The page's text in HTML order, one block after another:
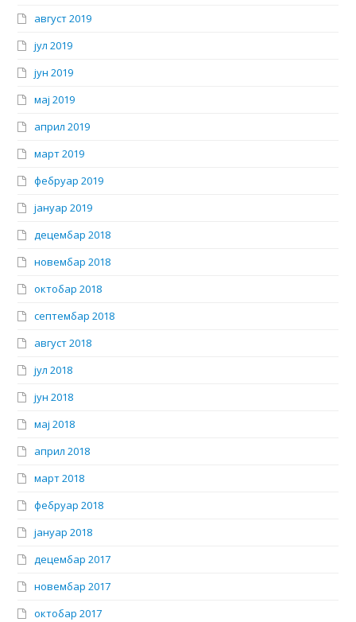
август 2019
јул 2019
јун 2019
мај 2019
април 2019
март 2019
фебруар 2019
јануар 2019
децембар 2018
новембар 2018
октобар 2018
септембар 2018
август 2018
јул 2018
јун 2018
мај 2018
април 2018
март 2018
фебруар 2018
јануар 2018
децембар 2017
новембар 2017
октобар 2017